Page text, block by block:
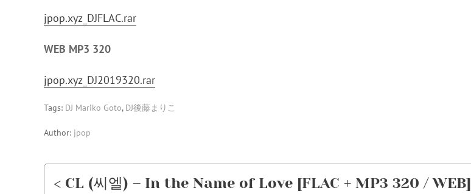
jpop.xyz_DJFLAC.rar
WEB MP3 320
jpop.xyz_DJ2019320.rar
Tags: DJ Mariko Goto, DJ後藤まりこ
Author: jpop
< CL (씨엘) – In the Name of Love [FLAC + MP3 320 / WEB]